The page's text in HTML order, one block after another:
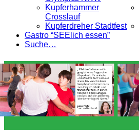
Kupferhammer
Crosslauf
Kupferdreher Stadtfest
Gastro “SEElich essen”
Suche…